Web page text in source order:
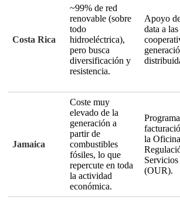
Costa Rica
~99% de red
renovable (sobre
todo
hidroeléctrica),
pero busca
diversificación y
resistencia.
Apoyo
data a las
Jamaica
Coste muy
elevado de la
generación a
partir de
combustibles
fósiles, lo que
repercute en toda
la actividad
económica.
la
(OUR).